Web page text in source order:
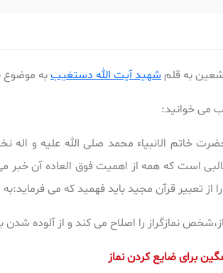
به قلمشهید آیت الله دستغیببه موضوع
می خوانید:
خاتم الانبیاء محمد صلی الله علیه و اله
است که همه از اهمیت فوق العاده آن خبر
از تعبیر قرآن مجید باید فهمید که می فرماید:به
نمازگراز را اصلاح می کند و از آلوده شدن
برای ضایع کردن نماز